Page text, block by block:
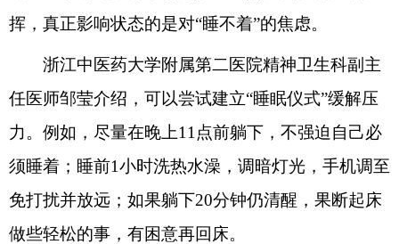
挥，真正影响状态的是对“睡不着”的焦虑。
浙江中医药大学附属第二医院精神卫生科副主
任医师邹莹介绍，可以尝试建立“睡眠仪式”缓解压
力。例如，尽量在晚上11点前躺下，不强迫自己必
须睡着；睡前1小时洗热水澡，调暗灯光，手机调至
免打扰并放远；如果躺下20分钟仍清醒，果断起床
做些轻松的事，有困意再回床。